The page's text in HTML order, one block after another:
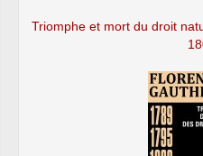
Triomphe et mort du droit